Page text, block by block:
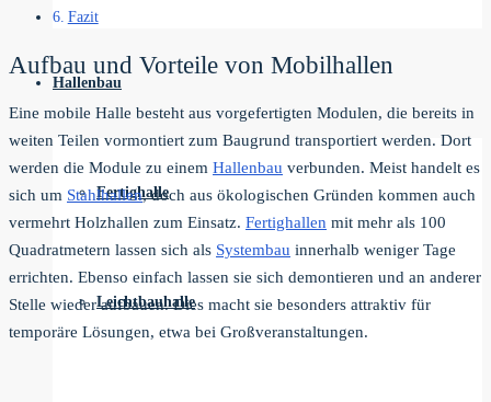
Hallenbau
Fertighalle
Leichtbauhalle
Fazit
Aufbau und Vorteile von Mobilhallen
Eine mobile Halle besteht aus vorgefertigten Modulen, die bereits in
weiten Teilen vormontiert zum Baugrund transportiert werden. Dort
werden die Module zu einem Hallenbau verbunden. Meist handelt es
sich um Stahlhallen, doch aus ökologischen Gründen kommen auch
vermehrt Holzhallen zum Einsatz. Fertighallen mit mehr als 100
Quadratmetern lassen sich als Systembau innerhalb weniger Tage
errichten. Ebenso einfach lassen sie sich demontieren und an anderer
Stelle wieder aufbauen. Dies macht sie besonders attraktiv für
temporäre Lösungen, etwa bei Großveranstaltungen.